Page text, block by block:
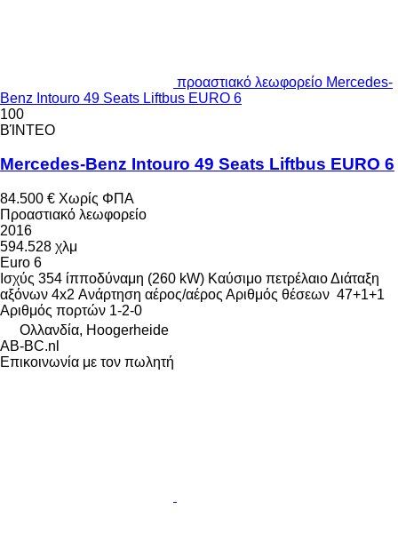
προαστιακό λεωφορείο Mercedes-
Benz Intouro 49 Seats Liftbus EURO 6
100
ΒΊΝΤΕΟ
Mercedes-Benz Intouro 49 Seats Liftbus EURO 6
84.500 € Χωρίς ΦΠΑ
Προαστιακό λεωφορείο
2016
594.528 χλμ
Euro 6
Ισχύς 354 ίπποδύναμη (260 kW) Καύσιμο πετρέλαιοΔιάταξη
αξόνων 4x2 Ανάρτηση αέρος/αέρος Αριθμός θέσεων 47+1+1
Αριθμός πορτών 1-2-0
Ολλανδία, Hoogerheide
AB-BC.nl
Επικοινωνία με τον πωλητή